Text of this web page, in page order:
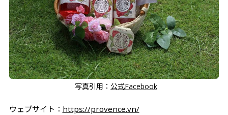
写真引用： 公式Facebook
ウェブサイト： https://provence.vn/